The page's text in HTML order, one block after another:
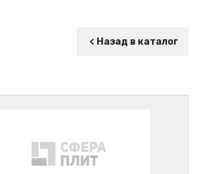
Назад в каталог